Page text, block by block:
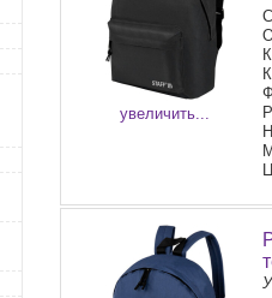
увеличить...